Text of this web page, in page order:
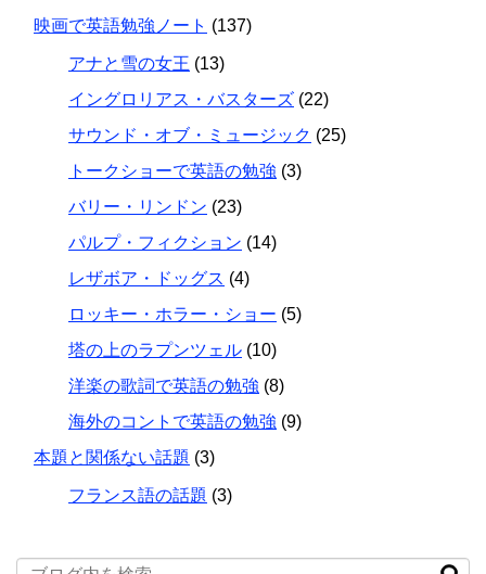
映画で英語勉強ノート (137)
アナと雪の女王 (13)
イングロリアス・バスターズ (22)
サウンド・オブ・ミュージック (25)
トークショーで英語の勉強 (3)
バリー・リンドン (23)
パルプ・フィクション (14)
レザボア・ドッグス (4)
ロッキー・ホラー・ショー (5)
塔の上のラプンツェル (10)
洋楽の歌詞で英語の勉強 (8)
海外のコントで英語の勉強 (9)
本題と関係ない話題 (3)
フランス語の話題 (3)